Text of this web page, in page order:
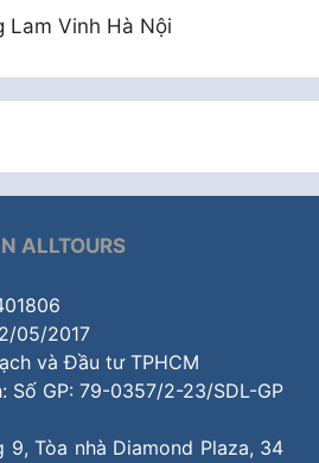
Lam Vinh Hà Nội
ALLTOURS
05/2017
và Đầu tư TPHCM
Số GP: 79-0357/2-23/SDL-GP
9, Tòa nhà Diamond Plaza, 34